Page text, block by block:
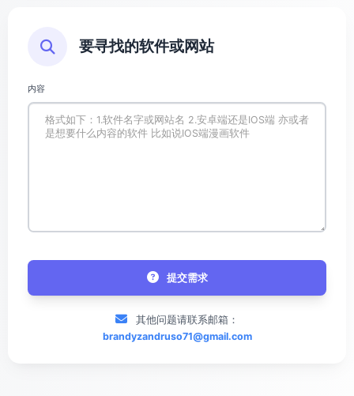
要寻找的软件或网站
内容
提交需求
其他问题请联系邮箱：
brandyzandruso71@gmail.com